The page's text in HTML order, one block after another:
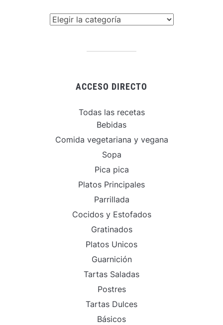
ACCESO DIRECTO
Todas las recetas
Bebidas
Comida vegetariana y vegana
Sopa
Pica pica
Platos Principales
Parrillada
Cocidos y Estofados
Gratinados
Platos Unicos
Guarnición
Tartas Saladas
Postres
Tartas Dulces
Básicos